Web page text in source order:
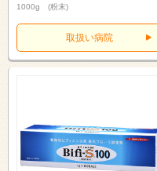
1000g (粉末)
取扱い病院